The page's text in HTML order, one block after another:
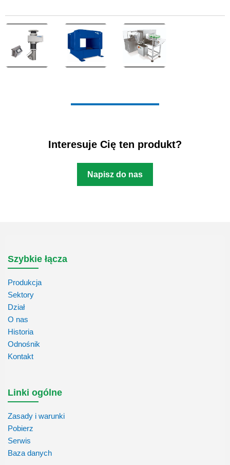
Interesuje Cię ten produkt?
Napisz do nas
Szybkie łącza
Produkcja
Sektory
Dział
O nas
Historia
Odnośnik
Kontakt
Linki ogólne
Zasady i warunki
Pobierz
Serwis
Baza danych